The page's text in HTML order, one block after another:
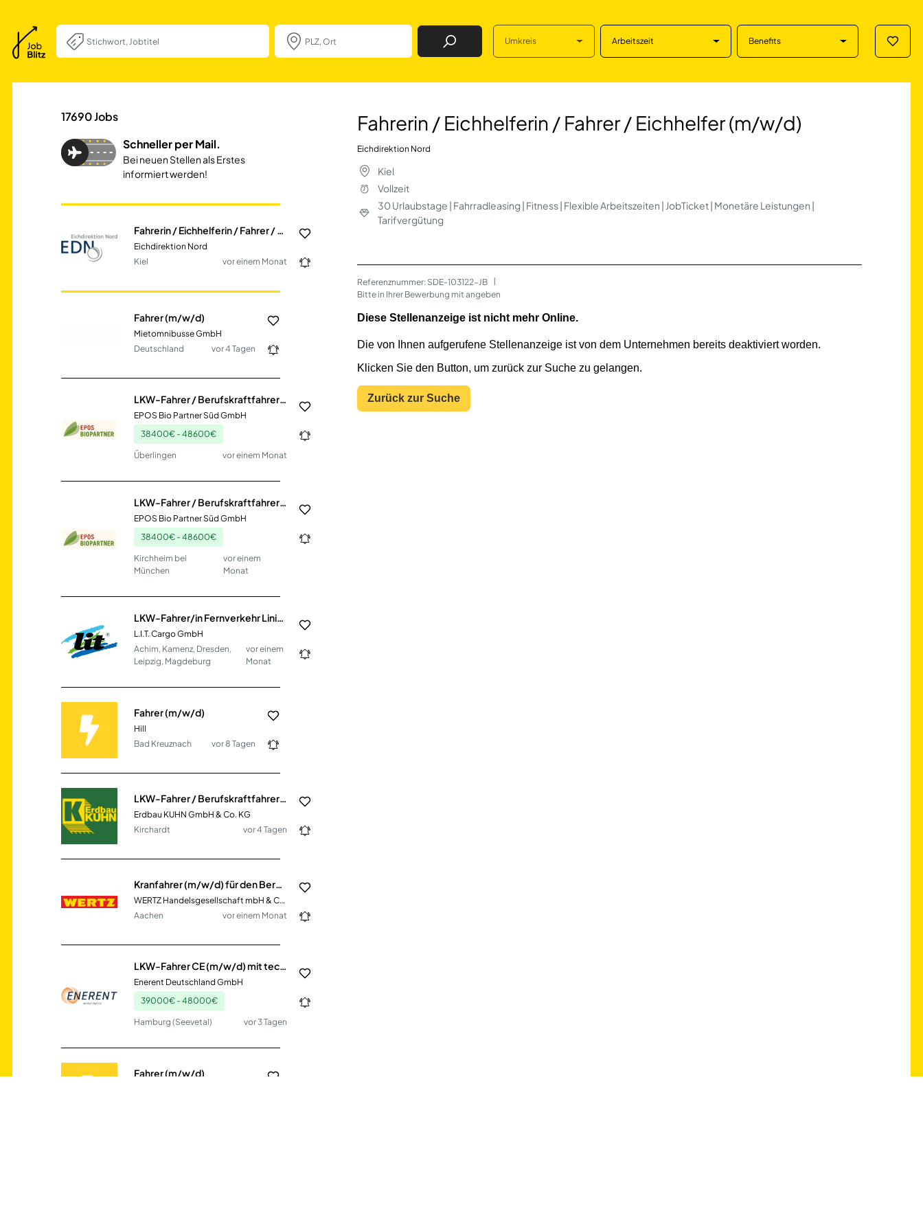
Job Finden Umkreis Arbeitszeit Benefits
Fahrerin / Eichhelferin / Fahrer / Eichhelfer (m/w/d) in
17690Jobs
Schneller per Mail.
Bei neuen Stellen als Erstes
informiert werden!
Eichdirektion Nord
Kiel
vor einem Monat
Fahrer (m/w/d)
Mietomnibusse GmbH
Deutschland
vor 4 Tagen
LKW-Fahrer / Berufskraftfahrer (m/w/d) Nahverkehr
EPOS Bio Partner Süd GmbH
38400€ - 48600€
Überlingen vor einem Monat
LKW-Fahrer / Berufskraftfahrer (m/w/d) Nahverkehr
EPOS Bio Partner Süd GmbH
38400€ - 48600€
Kirchheim bei
München
vor einem
Monat
LKW-Fahrer/in Fernverkehr Linie Automotive (m/w/d)
L.I.T. Cargo GmbH
Achim, Kamenz, Dresden,
Leipzig, Magdeburg
vor einem
Monat
Fahrer (m/w/d)
Hill
Bad Kreuznach
vor 8 Tagen
LKW-Fahrer / Berufskraftfahrer (m/w/d)
Erdbau KUHN GmbH & Co. KG
Kirchardt
vor 4 Tagen
Kranfahrer (m/w/d) für den Bereich Faltkrane / Mobilbaukrane
WERTZ Handelsgesellschaft mbH & Co. KG
Aachen
vor einem Monat
LKW-Fahrer CE (m/w/d) mit technischem Verständnis
Enerent Deutschland GmbH
39000€ - 48000€
Hamburg (Seevetal) vor 3 Tagen
Fahrer (m/w/d)
Fahrerin / Eichhelferin / Fahrer / Eichhelfer (m/w/d)
Eichdirektion Nord
Kiel
Vollzeit
30 Urlaubstage | Fahrradleasing | Fitness | Flexible Arbeitszeiten | JobTicket | Monetäre Leistungen |
Tarifvergütung
Referenznummer: SDE-103122-JB
Bitte in Ihrer Bewerbung mit angeben